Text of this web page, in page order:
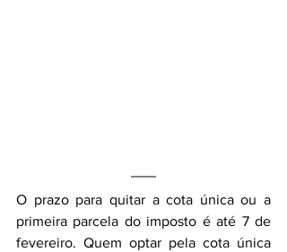
O prazo para quitar a cota única ou a
primeira parcela do imposto é até 7 de
fevereiro. Quem optar pela cota única